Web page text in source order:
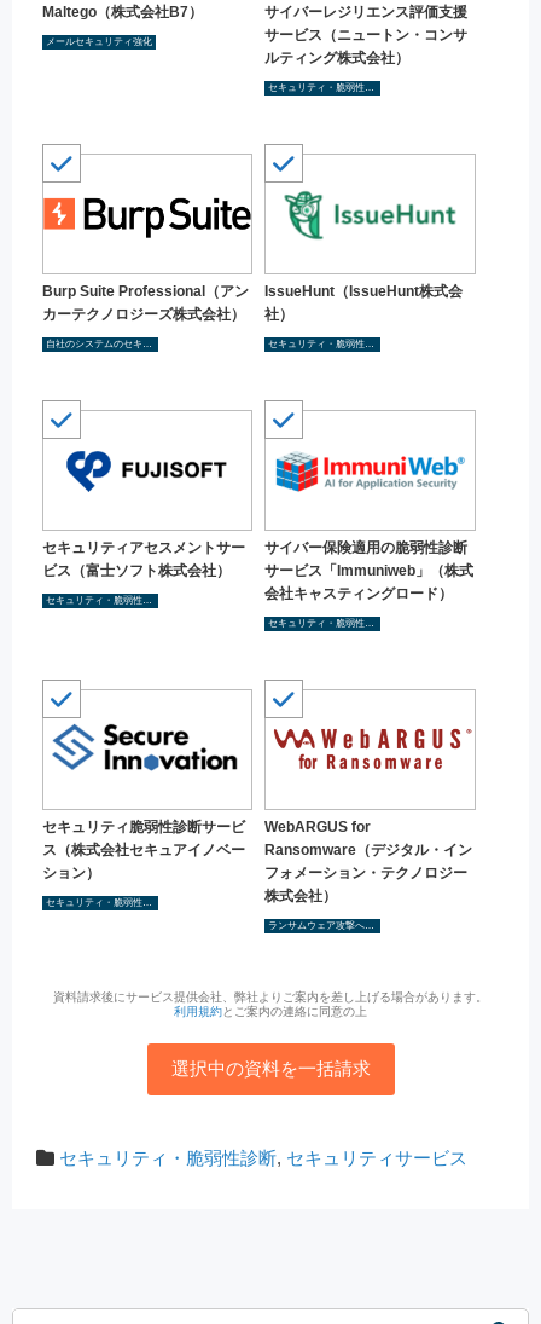
Maltego（株式会社B7）
メールセキュリティ強化
サイバーレジリエンス評価支援
サービス（ニュートン・コンサ
ルティング株式会社）
セキュリティ・脆弱性診断
Burp Suite Professional（アン
カーテクノロジーズ株式会社）
自社のシステムのセキュリティ対策状況を把握する
IssueHunt（IssueHunt株式会
社）
セキュリティ・脆弱性診断
セキュリティアセスメントサー
ビス（富士ソフト株式会社）
セキュリティ・脆弱性診断
サイバー保険適用の脆弱性診断
サービス「Immuniweb」（株式
会社キャスティングロード）
セキュリティ・脆弱性診断
セキュリティ脆弱性診断サービ
ス（株式会社セキュアイノベー
ション）
セキュリティ・脆弱性診断
WebARGUS for
Ransomware（デジタル・イン
フォメーション・テクノロジー
株式会社）
ランサムウェア攻撃へのセキュリティ対策を検討
資料請求後にサービス提供会社、弊社よりご案内を差し上げる場合があります。
利用規約とご案内の連絡に同意の上
選択中の資料を一括請求
セキュリティ・脆弱性診断, セキュリティサービス